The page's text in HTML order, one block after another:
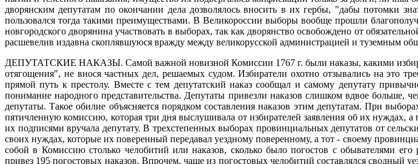
дворянским депутатам по окончании дела дозволялось вносить в их гербы, "дабы потомки
пользовался тогда такими преимуществами. В Великороссии выборы вообще прошли
новгородского дворянина участвовать в выборах, так как дворянство освобождено от
расшевелив издавна скоплявшуюся вражду между великорусской администрацией и туземным
ДЕПУТАТСКИЕ НАКАЗЫ. Самой важной новизной Комиссии 1767 г. были наказы, какими
отягощения", не внося частных дел, решаемых судом. Избиратели охотно отзывались на это
прямой путь к престолу. Вместе с тем депутатский наказ сообщал и самому депутату
понимание народного представительства. Депутаты привезли наказов слишком вдвое
депутаты. Такое обилие объясняется порядком составления наказов этим депутатам. При
пятичленную комиссию, которая три дня выслушивала от избирателей заявления об их нуждах,
их подписями вручала депутату. В трехстепенных выборах провинциальных депутатов от
своих нуждах, которые их поверенный передавал уездному поверенному, а тот - своему
собой в Комиссию столько челобитий или наказов, сколько было погостов с обывателями
привез 195 погостовых наказов. Впрочем, чаще из погостовых челобитий составлялся